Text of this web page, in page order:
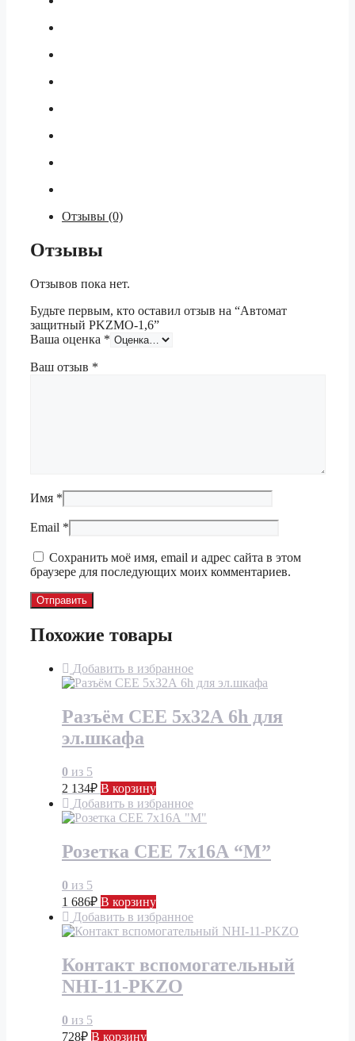
Отзывы (0)
Отзывы
Отзывов пока нет.
Будьте первым, кто оставил отзыв на “Автомат
защитный PKZMO-1,6”
Ваша оценка *
Ваш отзыв *
Имя *
Email *
Сохранить моё имя, email и адрес сайта в этом
браузере для последующих моих комментариев.
Похожие товары
Добавить в избранное
Разъём СЕЕ 5х32А 6h для
эл.шкафа
0 из 5
2 134₽ В корзину
Добавить в избранное
Розетка СЕЕ 7х16А “М”
0 из 5
1 686₽ В корзину
Добавить в избранное
Контакт вспомогательный
NHI-11-PKZO
0 из 5
728₽ В корзину